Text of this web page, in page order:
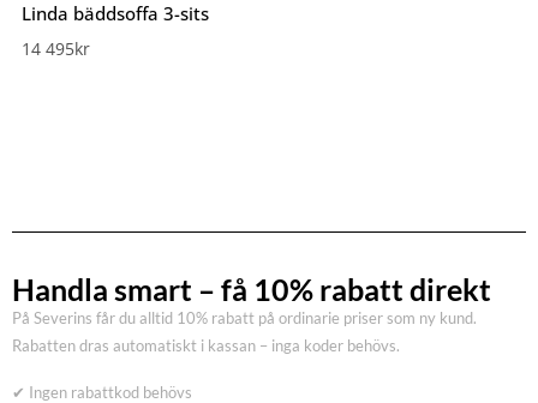
Linda bäddsoffa 3-sits
14 495kr
Handla smart – få 10% rabatt direkt
På Severins får du alltid 10% rabatt på ordinarie priser som ny kund.
Rabatten dras automatiskt i kassan – inga koder behövs.
✔ Ingen rabattkod behövs